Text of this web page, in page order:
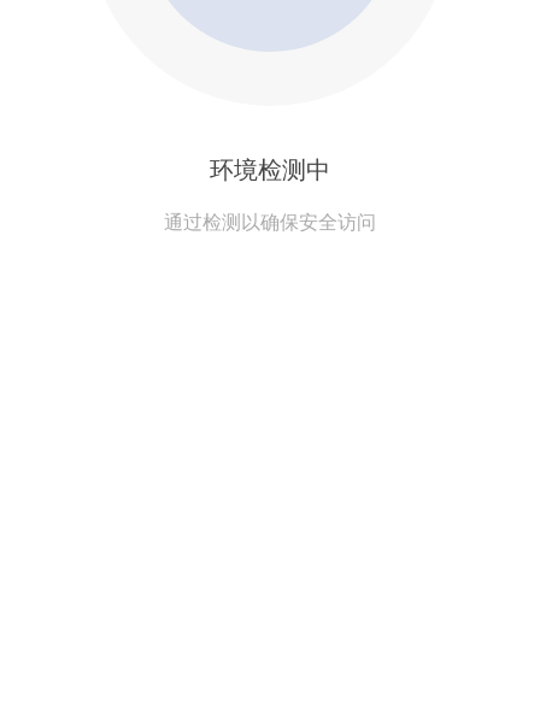
环境检测中
通过检测以确保安全访问